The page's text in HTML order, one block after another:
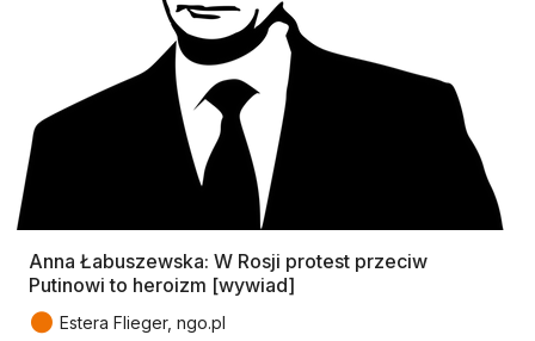
Anna Łabuszewska: W Rosji protest przeciw
Putinowi to heroizm [wywiad]
● Estera Flieger, ngo.pl